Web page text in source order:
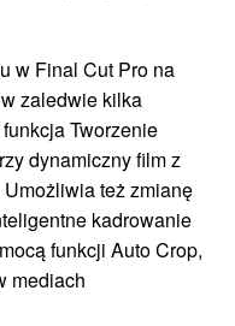
w Final Cut Pro na
zaledwie kilka
Tworzenie
dynamiczny film z
też zmianę
kadrowanie
funkcji Auto Crop,
mediach